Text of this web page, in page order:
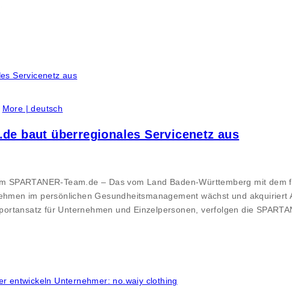
More | deutsch
baut überregionales Servicenetz aus
SPARTANER-Team.de – Das vom Land Baden-Württemberg mit dem
im persönlichen Gesundheitsmanagement wächst und
für Unternehmen und Einzelpersonen, verfolgen die